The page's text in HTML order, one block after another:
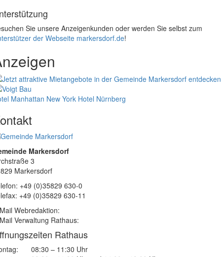
Sie unsere Anzeigenkunden oder werden Sie selbst zum
der Webseite markersdorf.de!
Manhattan New York Hotel Nürnberg
Markersdorf
3
Markersdorf
+49 (0)35829 630-0
+49 (0)35829 630-11
Webredaktion:
Verwaltung Rathaus:
Rathaus
08:30 – 11:30 Uhr